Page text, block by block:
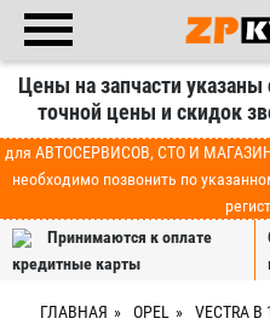
Цены на запчасти
точной цены и скидок
для АВТОСЕРВИСОВ, СТО И
необходимо позвонить по
Принимаются к оплате
кредитные карты
ГЛАВНАЯ OPEL VECTRA B